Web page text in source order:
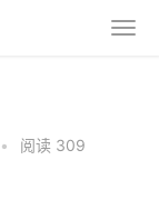
• 阅读 309